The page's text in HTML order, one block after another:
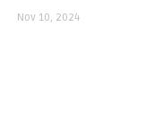
Nov 10, 2024